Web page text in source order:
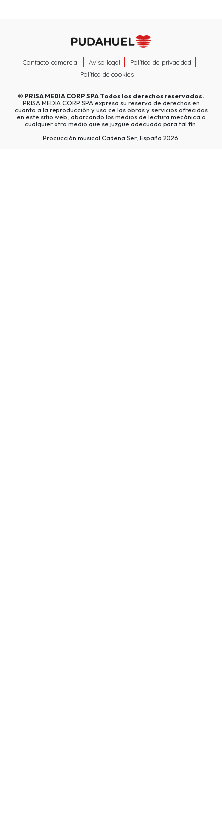
Contacto comercial Aviso legal
Política de privacidad
Política de cookies
© PRISA MEDIA CORP SPATodos los derechos reservados.
PRISA MEDIA CORP SPA expresa su reserva de derechos en
cuanto a la reproducción y uso de las obras y servicios ofrecidos
en este sitio web, abarcando los medios de lectura mecánica o
cualquier otro medio que se juzgue adecuado para tal fin.
Producción musical Cadena Ser, España 2026.